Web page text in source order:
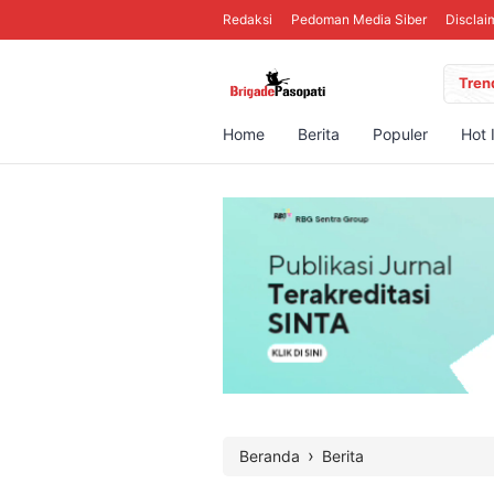
Redaksi Pedoman Media Siber
Home Berita Populer Hot
Beranda › Berita